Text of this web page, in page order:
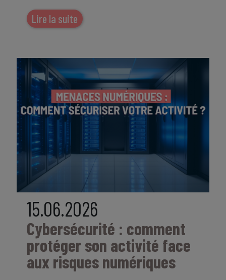
Lire la suite
15.06.2026
Cybersécurité : comment
protéger son activité face
aux risques numériques